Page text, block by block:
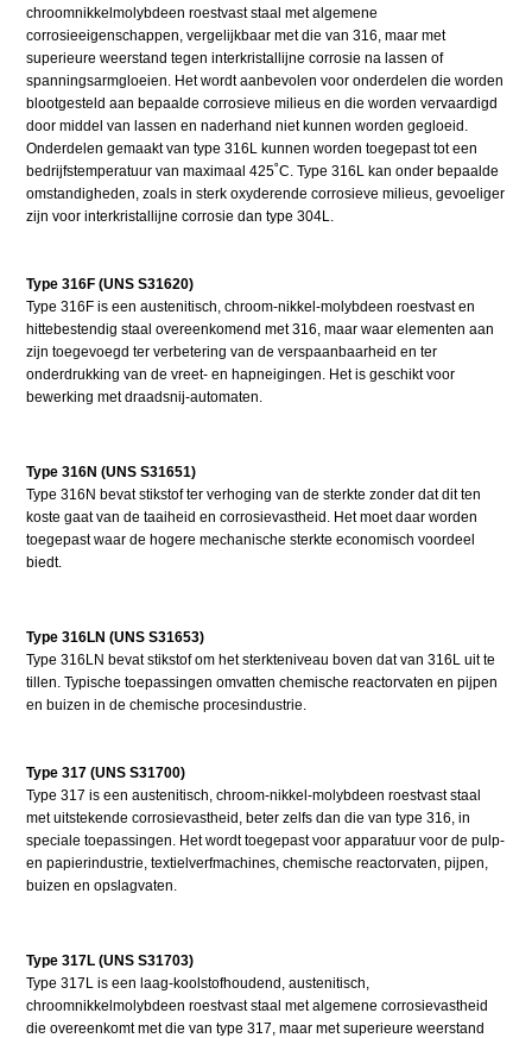
chroomnikkelmolybdeen roestvast staal met algemene
corrosieeigenschappen, vergelijkbaar met die van 316, maar met
superieure weerstand tegen interkristallijne corrosie na lassen of
spanningsarmgloeien. Het wordt aanbevolen voor onderdelen die worden
blootgesteld aan bepaalde corrosieve milieus en die worden vervaardigd
door middel van lassen en naderhand niet kunnen worden gegloeid.
Onderdelen gemaakt van type 316L kunnen worden toegepast tot een
bedrijfstemperatuur van maximaal 425˚C. Type 316L kan onder bepaalde
omstandigheden, zoals in sterk oxyderende corrosieve milieus, gevoeliger
zijn voor interkristallijne corrosie dan type 304L.
Type 316F (UNS S31620)
Type 316F is een austenitisch, chroom-nikkel-molybdeen roestvast en
hittebestendig staal overeenkomend met 316, maar waar elementen aan
zijn toegevoegd ter verbetering van de verspaanbaarheid en ter
onderdrukking van de vreet- en hapneigingen. Het is geschikt voor
bewerking met draadsnij-automaten.
Type 316N (UNS S31651)
Type 316N bevat stikstof ter verhoging van de sterkte zonder dat dit ten
koste gaat van de taaiheid en corrosievastheid. Het moet daar worden
toegepast waar de hogere mechanische sterkte economisch voordeel
biedt.
Type 316LN (UNS S31653)
Type 316LN bevat stikstof om het sterkteniveau boven dat van 316L uit te
tillen. Typische toepassingen omvatten chemische reactorvaten en pijpen
en buizen in de chemische procesindustrie.
Type 317 (UNS S31700)
Type 317 is een austenitisch, chroom-nikkel-molybdeen roestvast staal
met uitstekende corrosievastheid, beter zelfs dan die van type 316, in
speciale toepassingen. Het wordt toegepast voor apparatuur voor de pulp-
en papierindustrie, textielverfmachines, chemische reactorvaten, pijpen,
buizen en opslagvaten.
Type 317L (UNS S31703)
Type 317L is een laag-koolstofhoudend, austenitisch,
chroomnikkelmolybdeen roestvast staal met algemene corrosievastheid
die overeenkomt met die van type 317, maar met superieure weerstand